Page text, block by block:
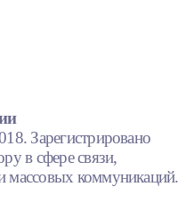
Зарегистрировано
в сфере связи,
массовых коммуникаций.